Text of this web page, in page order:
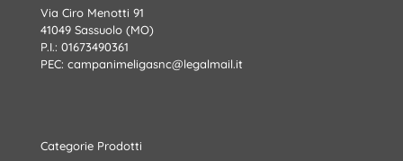
Via Ciro Menotti 91
41049 Sassuolo (MO)
P.I.: 01673490361
PEC: campanimeligasnc@legalmail.it
Categorie Prodotti